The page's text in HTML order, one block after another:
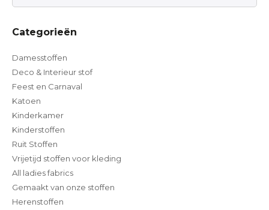
Categorieën
Damesstoffen
Deco & Interieur stof
Feest en Carnaval
Katoen
Kinderkamer
Kinderstoffen
Ruit Stoffen
Vrijetijd stoffen voor kleding
All ladies fabrics
Gemaakt van onze stoffen
Herenstoffen